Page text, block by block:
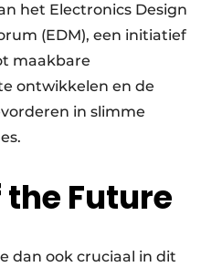
het Electronics Design
(EDM), een initiatief
maakbare
ontwikkelen en de
in slimme
Future
dan ook cruciaal in dit